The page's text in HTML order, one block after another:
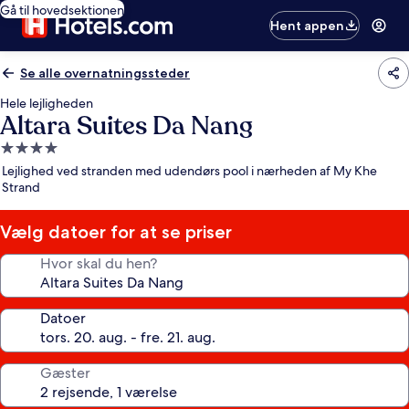
Gå til hovedsektionen
Hent appen
Se alle overnatningssteder
Hele lejligheden
Altara Suites Da Nang
4.0-
stjernet
overnatningssted
Lejlighed ved stranden med udendørs pool i nærheden af My Khe
Strand
Vælg datoer for at se priser
Hvor skal du hen?
Datoer
Gæster